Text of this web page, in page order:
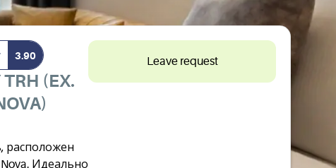
3.90
(EX.
расположен
Идеально
Leave request